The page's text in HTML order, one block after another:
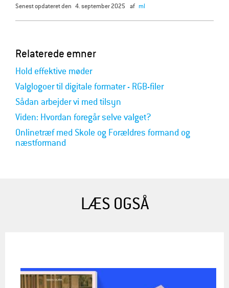
senest opdateret den 4. september 2025 af ml
Relaterede emner
Hold effektive møder
Valglogoer til digitale formater - RGB-filer
Sådan arbejder vi med tilsyn
Viden: Hvordan foregår selve valget?
Onlinetræf med Skole og Forældres formand og
næstformand
LÆS OGSÅ